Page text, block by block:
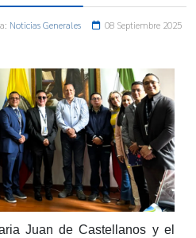
Noticias Generales
08 Septiembre 2025
Juan de Castellanos y el